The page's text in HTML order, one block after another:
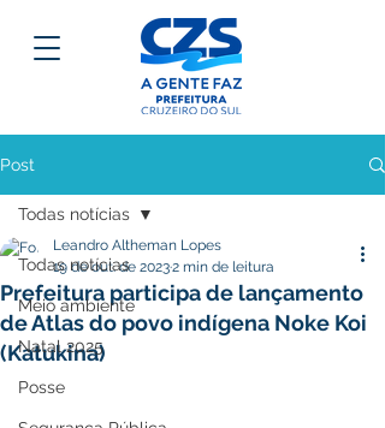
Post
Todas notícias
Meio ambiente
Natal 2025
Posse
Todas notícias
Prefeitura participa de lançamento
de Atlas do povo indígena Noke Koi
(Katukina)
Leandro Altheman Lopes
19 de out. de 20232 min de leitura